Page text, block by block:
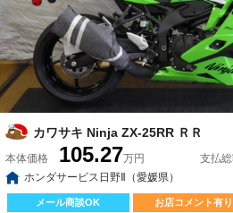
カワサキ Ninja ZX-25RR ＲＲ
本体価格 105.27万円 支払
ホンダサービス日野Ⅱ（愛媛県）
メール商談OK お店コメント有り